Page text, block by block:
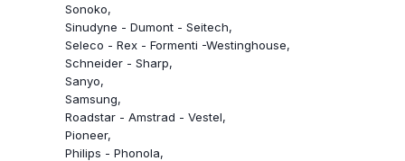
Sonoko
Sinudyne - Dumont - Seitech
Seleco - Rex - Formenti -Westinghouse
Schneider - Sharp
Sanyo
Samsung
Roadstar - Amstrad - Vestel
Pioneer
Philips - Phonola